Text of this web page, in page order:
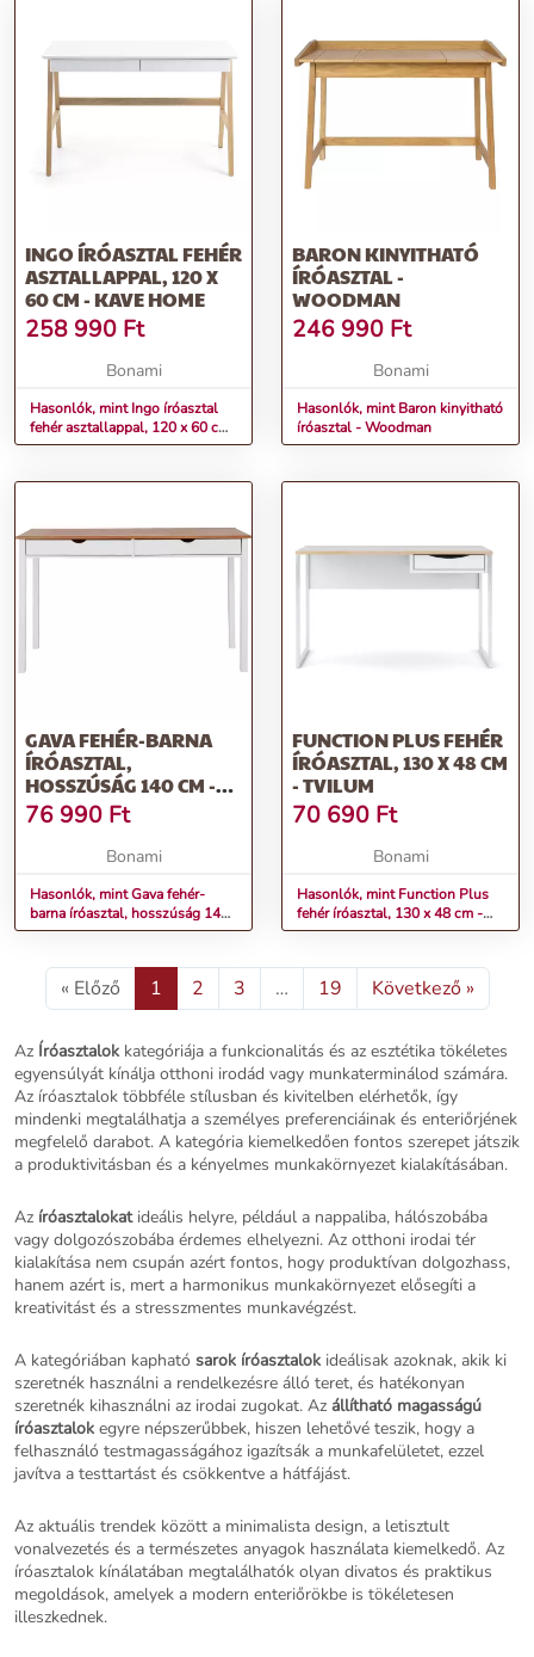
INGO ÍRÓASZTAL FEHÉR
ASZTALLAPPAL, 120 X
60 CM - KAVE HOME
258 990 Ft
Bonami
Hasonlók, mint Ingo íróasztal
fehér asztallappal, 120 x 60 cm
- Kave Home
BARON KINYITHATÓ
ÍRÓASZTAL -
WOODMAN
246 990 Ft
Bonami
Hasonlók, mint Baron kinyitható
íróasztal - Woodman
GAVA FEHÉR-BARNA
ÍRÓASZTAL,
HOSSZÚSÁG 140 CM -
STØRAA
76 990 Ft
Bonami
Hasonlók, mint Gava fehér-
barna íróasztal, hosszúság 140
cm - Støraa
FUNCTION PLUS FEHÉR
ÍRÓASZTAL, 130 X 48 CM
- TVILUM
70 690 Ft
Bonami
Hasonlók, mint Function Plus
fehér íróasztal, 130 x 48 cm -
Tvilum
« Előző 1 2 3 … 19 Következő »
Az Íróasztalok kategóriája a funkcionalitás és az esztétika tökéletes
egyensúlyát kínálja otthoni irodád vagy munkaterminálod számára.
Az íróasztalok többféle stílusban és kivitelben elérhetők, így
mindenki megtalálhatja a személyes preferenciáinak és enteriőrjének
megfelelő darabot. A kategória kiemelkedően fontos szerepet játszik
a produktivitásban és a kényelmes munkakörnyezet kialakításában.
Az íróasztalokatideális helyre, például a nappaliba, hálószobába
vagy dolgozószobába érdemes elhelyezni. Az otthoni irodai tér
kialakítása nem csupán azért fontos, hogy produktívan dolgozhass,
hanem azért is, mert a harmonikus munkakörnyezet elősegíti a
kreativitást és a stresszmentes munkavégzést.
A kategóriában kapható sarok íróasztalok ideálisak azoknak, akik ki
szeretnék használni a rendelkezésre álló teret, és hatékonyan
szeretnék kihasználni az irodai zugokat. Az állítható magasságú
íróasztalok egyre népszerűbbek, hiszen lehetővé teszik, hogy a
felhasználó testmagasságához igazítsák a munkafelületet, ezzel
javítva a testtartást és csökkentve a hátfájást.
Az aktuális trendek között a minimalista design, a letisztult
vonalvezetés és a természetes anyagok használata kiemelkedő. Az
íróasztalok kínálatában megtalálhatók olyan divatos és praktikus
megoldások, amelyek a modern enteriőrökbe is tökéletesen
illeszkednek.